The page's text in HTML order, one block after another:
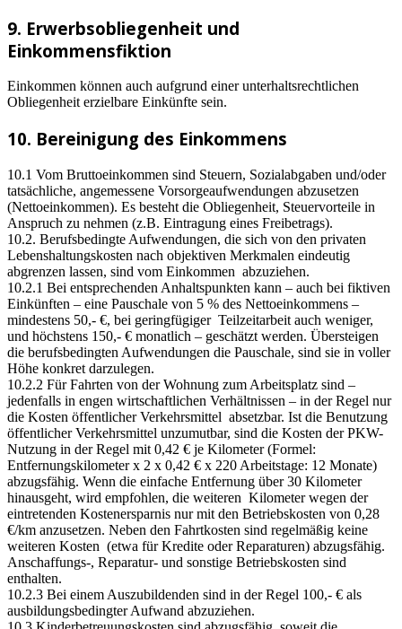
9. Erwerbsobliegenheit und
Einkommensfiktion
Einkommen können auch aufgrund einer unterhaltsrechtlichen
Obliegenheit erzielbare Einkünfte sein.
10. Bereinigung des Einkommens
10.1 Vom Bruttoeinkommen sind Steuern, Sozialabgaben und/oder
tatsächliche, angemessene Vorsorgeaufwendungen abzusetzen
(Nettoeinkommen). Es besteht die Obliegenheit, Steuervorteile in
Anspruch zu nehmen (z.B. Eintragung eines Freibetrags).
10.2. Berufsbedingte Aufwendungen, die sich von den privaten
Lebenshaltungskosten nach objektiven Merkmalen eindeutig
abgrenzen lassen, sind vom Einkommen abzuziehen.
10.2.1 Bei entsprechenden Anhaltspunkten kann – auch bei fiktiven
Einkünften – eine Pauschale von 5 % des Nettoeinkommens –
mindestens 50,- €, bei geringfügiger Teilzeitarbeit auch weniger,
und höchstens 150,- € monatlich – geschätzt werden. Übersteigen
die berufsbedingten Aufwendungen die Pauschale, sind sie in voller
Höhe konkret darzulegen.
10.2.2 Für Fahrten von der Wohnung zum Arbeitsplatz sind –
jedenfalls in engen wirtschaftlichen Verhältnissen – in der Regel nur
die Kosten öffentlicher Verkehrsmittel absetzbar. Ist die Benutzung
öffentlicher Verkehrsmittel unzumutbar, sind die Kosten der PKW-
Nutzung in der Regel mit 0,42 € je Kilometer (Formel:
Entfernungskilometer x 2 x 0,42 € x 220 Arbeitstage: 12 Monate)
abzugsfähig. Wenn die einfache Entfernung über 30 Kilometer
hinausgeht, wird empfohlen, die weiteren Kilometer wegen der
eintretenden Kostenersparnis nur mit den Betriebskosten von 0,28
€/km anzusetzen. Neben den Fahrtkosten sind regelmäßig keine
weiteren Kosten (etwa für Kredite oder Reparaturen) abzugsfähig.
Anschaffungs-, Reparatur- und sonstige Betriebskosten sind
enthalten.
10.2.3 Bei einem Auszubildenden sind in der Regel 100,- € als
ausbildungsbedingter Aufwand abzuziehen.